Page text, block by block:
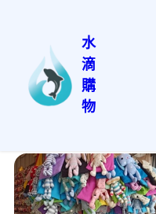
水
滴
購
物